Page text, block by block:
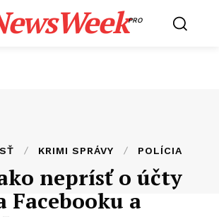
PRO
KRIMI SPRÁVY POLÍCIA
neprísť o účty
Facebooku a